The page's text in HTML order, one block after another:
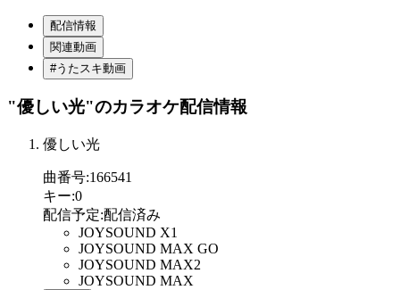
配信情報
関連動画
#うたスキ動画
"優しい光"のカラオケ配信情報
優しい光
曲番号:166541
キー:0
配信予定:配信済み
JOYSOUND X1
JOYSOUND MAX GO
JOYSOUND MAX2
JOYSOUND MAX